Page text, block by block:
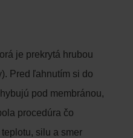
je prekrytá hrubou
Pred ľahnutím si do
pod membránou,
procedúra čo
silu a smer